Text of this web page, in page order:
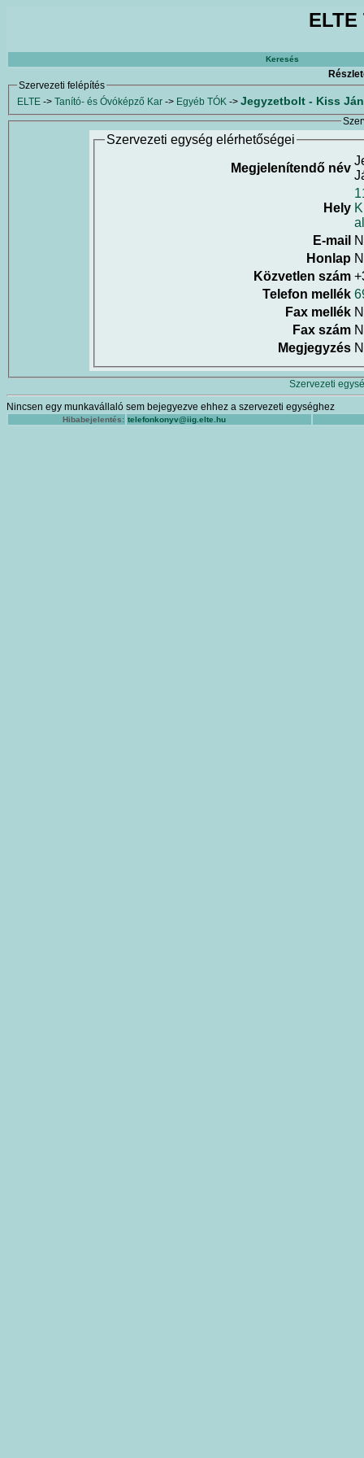
Keresés
Szervezeti felépítés
ELTE -> Tanító- és Óvóképző Kar -> Egyéb TÓK -> Jegyzetbolt - Kiss
Szervezeti egység elérhetőségei
Megjelenítendő név
Hely
E-mail
Honlap
Közvetlen szám
Telefon mellék
Fax mellék
Fax szám
Megjegyzés
Szervezeti
Nincsen egy munkavállaló sem bejegyezve ehhez a szervezeti egységhez
Hibabejelentés: telefonkonyv@iig.elte.hu